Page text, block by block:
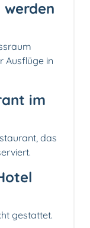
Ausflüge in
im
das
gestattet.